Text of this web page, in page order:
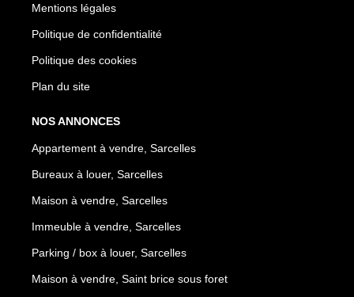
Mentions légales
Politique de confidentialité
Politique des cookies
Plan du site
NOS ANNONCES
Appartement à vendre, Sarcelles
Bureaux à louer, Sarcelles
Maison à vendre, Sarcelles
Immeuble à vendre, Sarcelles
Parking / box à louer, Sarcelles
Maison à vendre, Saint brice sous foret